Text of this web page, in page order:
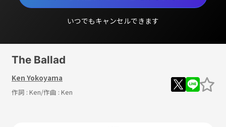
いつでもキャンセルできます
The Ballad
Ken Yokoyama
作詞 : Ken/作曲 : Ken